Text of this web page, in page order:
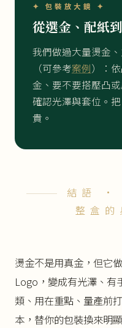
✦ 包裝放大鏡 ✦
從選金、配紙
我們做過大量燙金
（可參考案例）：
金、要不要搭壓凸
確認光澤與套位。
貴。
結語 ·
整盒的
燙金不是用真金，但它
Logo，變成有光澤、有
類、用在重點、量產前
本，替你的包裝換來明